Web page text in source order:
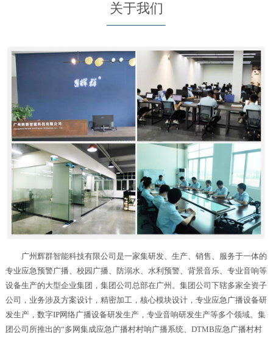
关于我们
广州辉群智能科技有限公司是一家集研发、生产、销售、服务于一体的
专业应急预警广播、校园广播、防溺水、水利预警、背景音乐、专业音响等
设备生产的大型企业集团，集团公司总部在广州。集团公司下辖多家全资子
公司，业务涉及方案设计，精密加工，核心模块设计，专业应急广播设备研
发生产，数字IP网络广播设备研发生产，专业音响研发生产等多个领域。集
团公司所推出的“多网集成应急广播村村响广播系统、DTMB应急广播村村